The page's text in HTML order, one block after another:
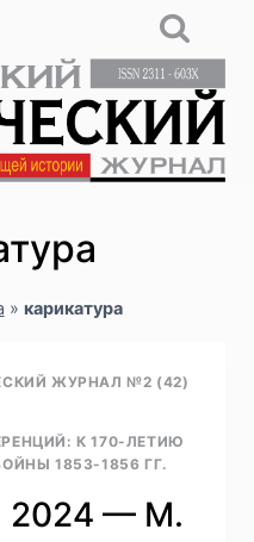
» карикатура
ЖУРНАЛ №2 (42)
К 170-ЛЕТИЮ
1853-1856 ГГ.
— М.